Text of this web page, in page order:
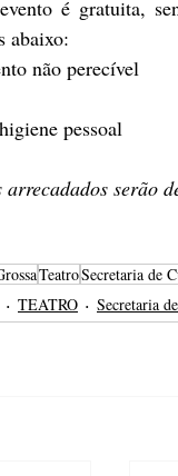
é gratuita,
abaixo:
não perecível
pessoal
arrecadados serão
TeatroSecretaria de
TEATRO Secretaria